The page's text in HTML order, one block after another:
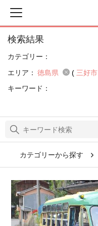
検索結果
カテゴリー：
エリア： 徳島県 ( 三好市
キーワード：
カテゴリーから探す